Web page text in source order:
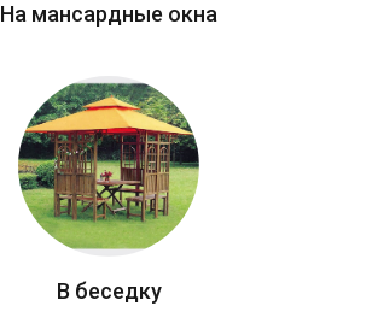
В беседку
На мансардные окна